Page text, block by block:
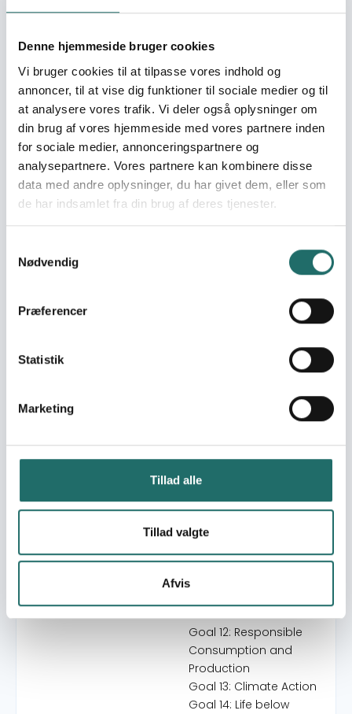
Denne hjemmeside bruger cookies
Vi bruger cookies til at tilpasse vores indhold og
annoncer, til at vise dig funktioner til sociale medier og til
at analysere vores trafik. Vi deler også oplysninger om
din brug af vores hjemmeside med vores partnere inden
for sociale medier, annonceringspartnere og
analysepartnere. Vores partnere kan kombinere disse
data med andre oplysninger, du har givet dem, eller som
de har indsamlet fra din brug af deres tjenester.
Nødvendig
Præferencer
Statistik
Marketing
Tillad alle
Tillad valgte
Afvis
NGO'ernes rolle i Iran
Bæredygtig Udvikling i
et afrikansk perspektiv
Skolekampagne
'Mission 2015-målene'
for 8. klasse elever,
Nordisk konference om
Vestsahara-konflikten -
hvordan kan konflikten
løses før krigen spreder
sig? (Genansøgning)
Development Goals:
Goal 2: Zero Hunger
Goal 5: Gender Equality
Goal 7: Affordable and
Goal 9: Industry,
Innovation and
Infrastructure
Goal 10: Reduced
Inequalities
Goal 11: Sustainable
Communities
Goal 12: Responsible
Consumption and
Production
Goal 13: Climate Action
Goal 14: Life below